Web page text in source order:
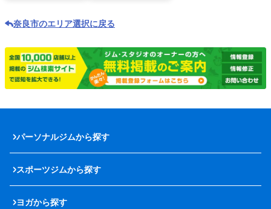
奈良市のエリア選択に戻る
パーソナルジムから探す
スポーツジムから探す
ヨガから探す